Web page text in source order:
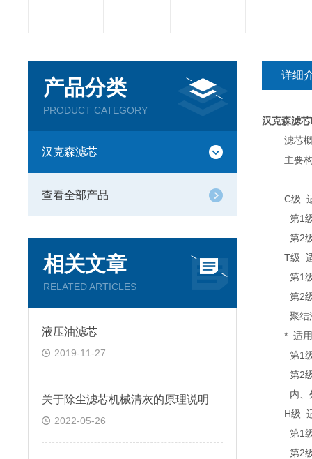
产品分类
PRODUCT CATEGORY
汉克森滤芯
查看全部产品
相关文章
RELATED ARTICLES
液压油滤芯
2019-11-27
关于除尘滤芯机械清灰的原理说明
2022-05-26
详细
汉克森滤
滤芯概念
主要构
C级 适
第1级
第2级
T级 适用
第1级
第2级
聚结油
* 适用于
第1级 多
第2级
内、外
H级 适用
第1级
第2级